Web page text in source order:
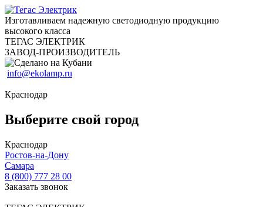
Изготавливаем надежную светодиодную продукцию
высокого класса
ТЕГАС ЭЛЕКТРИК
ЗАВОД-ПРОИЗВОДИТЕЛЬ
info@ekolamp.ru
Краснодар
Выберите свой город
Краснодар
Ростов-на-Дону
Самара
8 (800) 777 28 00
Заказать звонок